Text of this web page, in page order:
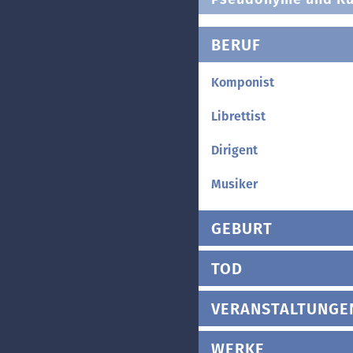
BERUF
Komponist
Librettist
Dirigent
Musiker
GEBURT
TOD
WERKE